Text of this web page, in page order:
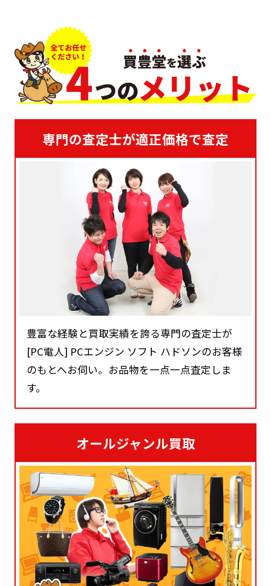
専門の査定士が適正価格で査定
豊富な経験と買取実績を誇る専門の査定士が
[PC電人] PCエンジン ソフト ハドソンのお客様
のもとへお伺い。お品物を一点一点査定しま
す。
オールジャンル買取